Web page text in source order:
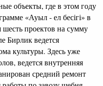
объекты, где в этом году
«Ауыл - ел бесігі» в
шесть проектов на сумму
Бирлик ведется
культуры. Здесь уже
ведется внутренняя
средний ремонт